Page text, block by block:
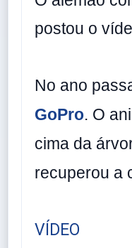
postou o
No ano
GoPro. O
cima da
recuperou a
VÍDEO